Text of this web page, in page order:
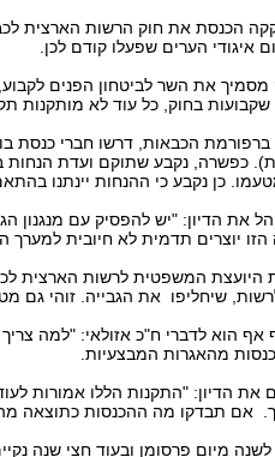
איגודי הערים שפעלו קודם לכן.
123 לחוק מסמיך את השר לביטחון
בחוק, כל עוד לא מותקנות
ברפורמת הכבאות, דרשו חברי כנסת
כפשרה, נקבע שתוקם ועדת הנחות
כן נקבע כי ההנחות יינתנו
את הדיון: "יש להפסיק עם
הזו יוצרים תדמית לא חיובית
היועצת המשפטית לרשות הארצית
שיחליפו את הגבייה. זוהי גם
מהאגרות המבצעיות.
אם תבדקו מה ההכנסות כתוצאה
מיום פרסומן ובעוד חצי שנה